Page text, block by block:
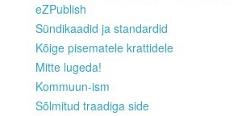
eZPublish
Sündikaadid ja standardid
Kõige pisematele krattidele
Mitte lugeda!
Kommuun-ism
Sõlmitud traadiga side